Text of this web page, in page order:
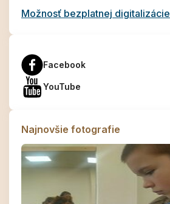
Možnosť bezplatnej digitalizácie
Facebook
YouTube
Najnovšie fotografie